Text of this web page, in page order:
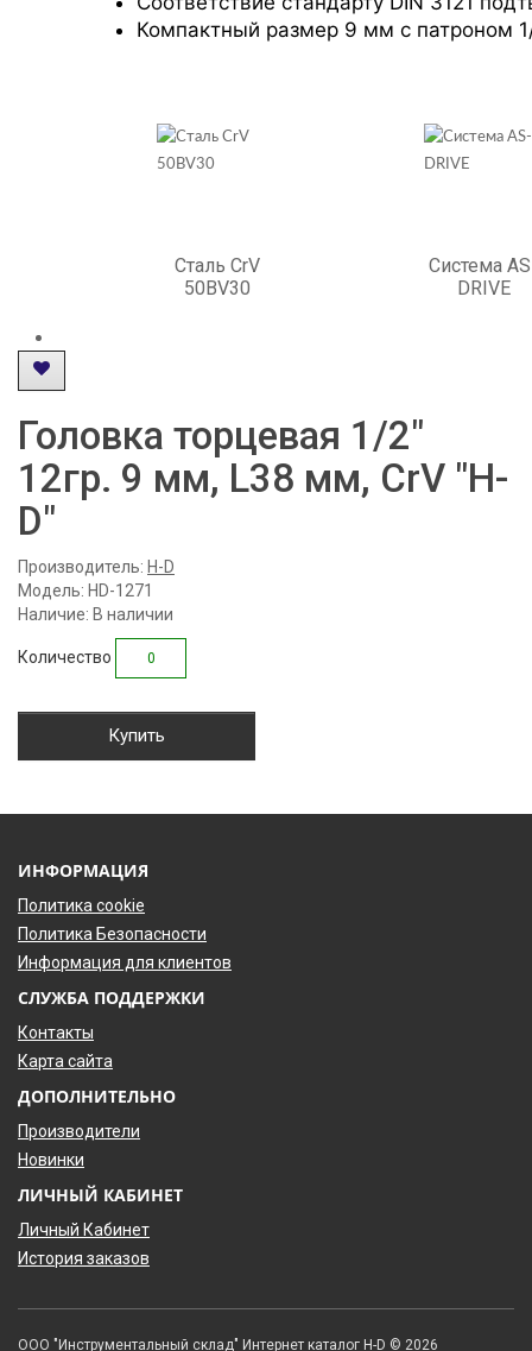
Компактный размер 9 мм с патроном
Сталь CrV
50BV30
Система
DRIVE
Головка торцевая 1/2"
12гр. 9 мм, L38 мм, CrV "H-
D"
Производитель: H-D
Модель: HD-1271
Наличие: В наличии
Количество
Купить
ИНФОРМАЦИЯ
Политика cookie
Политика Безопасности
Информация для клиентов
СЛУЖБА ПОДДЕРЖКИ
Контакты
Карта сайта
ДОПОЛНИТЕЛЬНО
Производители
Новинки
ЛИЧНЫЙ КАБИНЕТ
Личный Кабинет
История заказов
ООО "Инструментальный склад" Интернет каталог H-D © 2026